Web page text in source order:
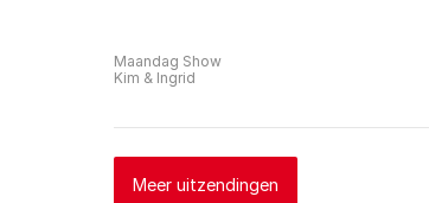
Maandag Show
Kim & Ingrid
Meer uitzendingen